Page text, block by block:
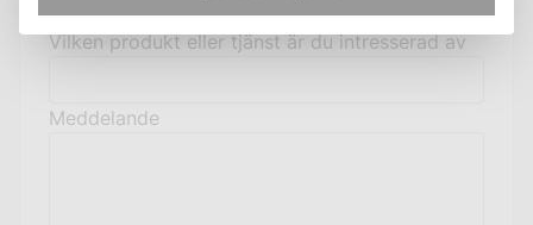
Vilken produkt eller tjänst är du intresserad av
Meddelande